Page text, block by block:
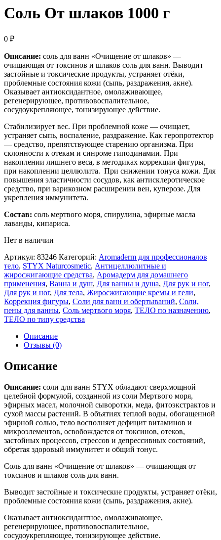
Соль От шлаков 1000 г
0 ₽
Описание: cоль для ванн «Очищение от шлаков» —
очищающая от токсинов и шлаков соль для ванн. Выводит
застойные и токсические продукты, устраняет отёки,
проблемные состояния кожи (сыпь, раздражения, акне).
Оказывает антиоксидантное, омолаживающее,
регенерирующее, противовоспалительное,
сосудоукрепляющее, тонизирующее действие.
Стабилизирует вес. При проблемной коже — очищает,
устраняет сыпь, воспаление, раздражение. Как геропротектор
— средство, препятствующее старению организма. При
склонности к отекам и синроме гиподинамии. При
накоплении лишнего веса, в методиках коррекции фигуры,
при накоплении целлюлита. При снижении тонуса кожи. Для
повышения эластичности сосудов, как антисклеротическое
средство, при варикозном расширении вен, куперозе. Для
укрепления иммунитета.
Состав: соль мертвого моря, спирулина, эфирные масла
лаванды, кипариса.
Нет в наличии
Артикул: 83246 Категорий: Aromaderm для профессионалов
тело, STYX Naturcosmetic, Антицеллюлитные и
жиросжигающие средства, Аромадерм для домашнего
применения, Ванна и душ, Для ванны и душа, Для рук и ног,
Для рук и ног, Для тела, Жиросжигающие кремы и гели,
Коррекция фигуры, Соли для ванн и обертываний, Соли,
пены для ванны, Соль мертвого моря, ТЕЛО по назначению,
ТЕЛО по типу средства
Описание
Отзывы (0)
Описание
Описание: соли для ванн STYX обладают сверхмощной
целебной формулой, созданной из соли Мертвого моря,
эфирных масел, молочной сыворотки, меда, фитоэкстрактов и
сухой массы растений. В объятиях теплой воды, обогащенной
эфирной солью, тело восполняет дефицит витаминов и
микроэлементов, освобождается от токсинов, отеков,
застойных процессов, стрессов и депрессивных состояний,
обретая здоровый иммунитет и общий тонус.
Соль для ванн «Очищение от шлаков» — очищающая от
токсинов и шлаков соль для ванн.
Выводит застойные и токсические продукты, устраняет отёки,
проблемные состояния кожи (сыпь, раздражения, акне).
Оказывает антиоксидантное, омолаживающее,
регенерирующее, противовоспалительное,
сосудоукрепляющее, тонизирующее действие.